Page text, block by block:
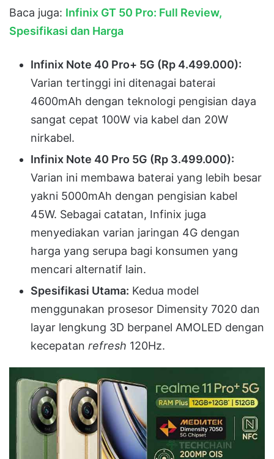
Baca juga: Infinix GT 50 Pro: Full Review,
Spesifikasi dan Harga
Infinix Note 40 Pro+ 5G (Rp 4.499.000):
Varian tertinggi ini ditenagai baterai
4600mAh dengan teknologi pengisian daya
sangat cepat 100W via kabel dan 20W
nirkabel.
Infinix Note 40 Pro 5G (Rp 3.499.000):
Varian ini membawa baterai yang lebih besar
yakni 5000mAh dengan pengisian kabel
45W. Sebagai catatan, Infinix juga
menyediakan varian jaringan 4G dengan
harga yang serupa bagi konsumen yang
mencari alternatif lain.
Spesifikasi Utama: Kedua model
menggunakan prosesor Dimensity 7020 dan
layar lengkung 3D berpanel AMOLED dengan
kecepatan refresh 120Hz.